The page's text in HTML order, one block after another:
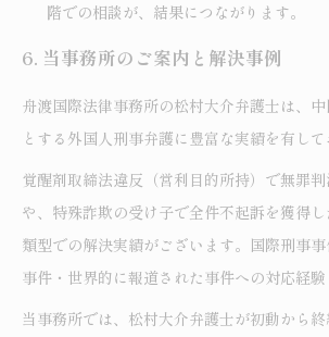
階での相談が、結果につながります。
6. 当事務所のご案内と解決事例
舟渡国際法律事務所の松村大介弁護士は、
とする外国人刑事弁護に豊富な実績を有して
覚醒剤取締法違反（営利目的所持）で無罪
や、特殊詐欺の受け子で全件不起訴を獲得
類型での解決実績がございます。国際刑事
事件・世界的に報道された事件への対応経験
当事務所では、松村大介弁護士が初動から